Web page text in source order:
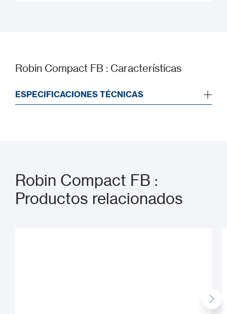
Robin Compact FB : Características
ESPECIFICACIONES TÉCNICAS
Robin Compact FB :
Productos relacionados